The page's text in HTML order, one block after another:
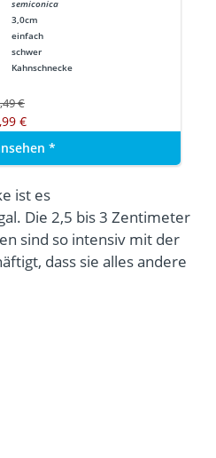
semiconica
3,0cm
einfach
schwer
Kahnschnecke
€
€
*
ist es
Die 2,5 bis 3 Zentimeter
sind so intensiv mit der
dass sie alles andere